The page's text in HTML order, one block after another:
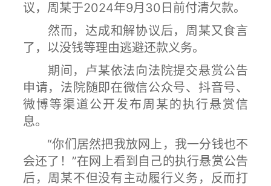
议，周某于2024年9月30日前付清欠款。
然而，达成和解协议后，周某又食言
了，以没钱等理由逃避还款义务。
期间，卢某依法向法院提交悬赏公告
申请，法院随即在微信公众号、抖音号、
微博等渠道公开发布周某的执行悬赏信
息。
“你们居然把我放网上，我一分钱也不
会还了！”在网上看到自己的执行悬赏公告
后，周某不但没有主动履行义务，反而打